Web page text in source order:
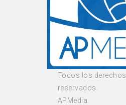
Todos los derechos
reservados.
APMedia.